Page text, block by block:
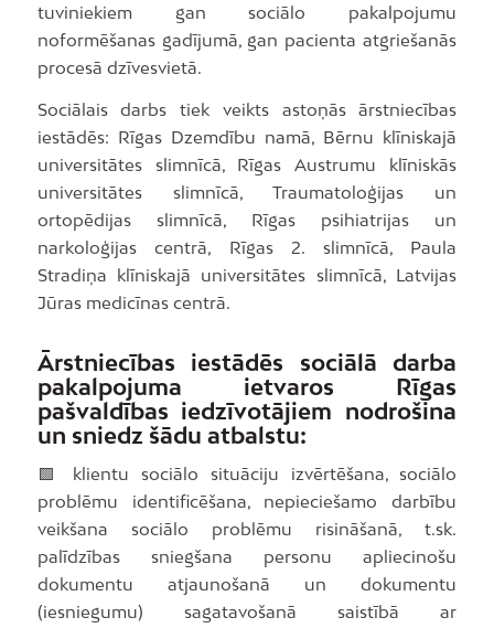
tuviniekiem gan sociālo pakalpojumu
noformēšanas gadījumā, gan pacienta atgriešanās
procesā dzīvesvietā.
Sociālais darbs tiek veikts astoņās ārstniecības
iestādēs: Rīgas Dzemdību namā, Bērnu klīniskajā
universitātes slimnīcā, Rīgas Austrumu klīniskās
universitātes slimnīcā, Traumatoloģijas un
ortopēdijas slimnīcā, Rīgas psihiatrijas un
narkoloģijas centrā, Rīgas 2. slimnīcā, Paula
Stradiņa klīniskajā universitātes slimnīcā, Latvijas
Jūras medicīnas centrā.
Ārstniecības iestādēs sociālā darba
pakalpojuma ietvaros Rīgas
pašvaldības iedzīvotājiem nodrošina
un sniedz šādu atbalstu:
🟩 klientu sociālo situāciju izvērtēšana, sociālo
problēmu identificēšana, nepieciešamo darbību
veikšana sociālo problēmu risināšanā, t.sk.
palīdzības sniegšana personu apliecinošu
dokumentu atjaunošanā un dokumentu
(iesniegumu) sagatavošanā saistībā ar